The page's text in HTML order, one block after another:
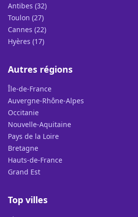
Antibes (32)
Toulon (27)
Cannes (22)
Hyères (17)
Autres régions
Île-de-France
Auvergne-Rhône-Alpes
Occitanie
Nouvelle-Aquitaine
Pays de la Loire
Bretagne
Hauts-de-France
Grand Est
Top villes